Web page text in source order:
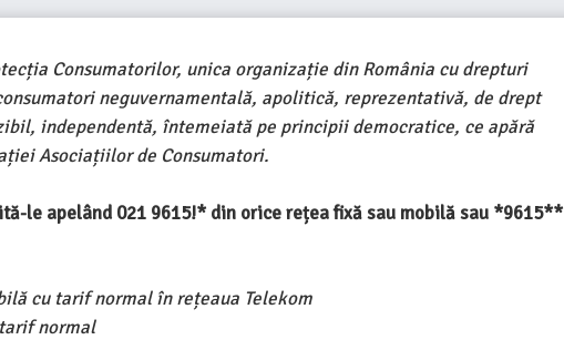
Consumatorilor, unica organizație din România cu drepturi
neguvernamentală, apolitică, reprezentativă, de drept
independentă, întemeiată pe principii democratice, ce apără
Asociațiilor de Consumatori.
le apelând 021 9615!* din orice rețea fixă sau mobilă sau *9615**
cu tarif normal în rețeaua Telekom
normal